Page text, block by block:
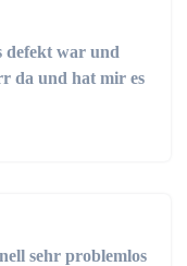
defekt war und
da und hat mir es
sehr problemlos